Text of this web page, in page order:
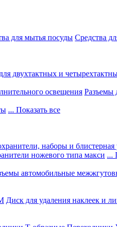
для мытья посуды Средства
двухтактных и
освещения Разъемы
... Показать все
наборы и блистерная
ножевого типа макси ...
автомобильные
Диск для удаления наклеек и